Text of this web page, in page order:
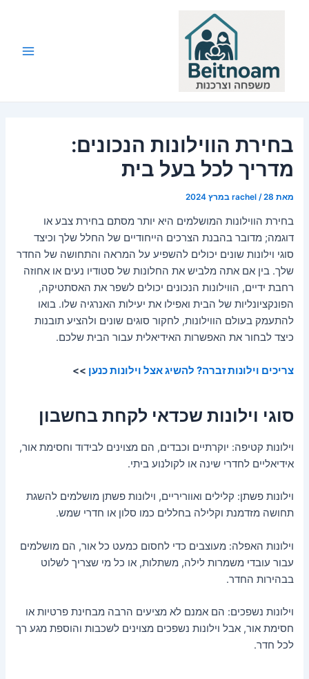
בחירת הווילונות הנכונים:
מדריך לכל בעל בית
מאת rachel /28 במרץ 2024
בחירת הווילונות המושלמים היא יותר מסתם בחירת צבע או
דוגמה; מדובר בהבנת הצרכים הייחודיים של החלל שלך וכיצד
סוגי וילונות שונים יכולים להשפיע על המראה והתחושה של החדר
שלך. בין אם אתה מלביש את החלונות של סטודיו נעים או אחוזה
רחבת ידיים, הווילונות הנכונים יכולים לשפר את האסתטיקה,
הפונקציונליות של הבית ואפילו את יעילות האנרגיה שלו. בואו
להתעמק בעולם הווילונות, לחקור סוגים שונים ולהציע תובנות
כיצד לבחור את האפשרות האידיאלית עבור הבית שלכם.
צריכים וילונות זברה? להשיג אצל וילונות כנען >>
סוגי וילונות שכדאי לקחת בחשבון
וילונות קטיפה: יוקרתיים וכבדים, הם מצוינים לבידוד וחסימת אור,
אידיאליים לחדרי שינה או לקולנוע ביתי.
וילונות פשתן: קלילים ואווריריים, וילונות פשתן מושלמים להשגת
תחושה מזדמנת וקלילה בחללים כמו סלון או חדרי שמש.
וילונות האפלה: מעוצבים כדי לחסום כמעט כל אור, הם מושלמים
עבור עובדי משמרות לילה, משתלות, או כל מי שצריך לשלוט
בבהירות החדר.
וילונות נשפכים: הם אמנם לא מציעים הרבה מבחינת פרטיות או
חסימת אור, אבל וילונות נשפכים מצוינים לשכבות והוספת מגע רך
לכל חדר.